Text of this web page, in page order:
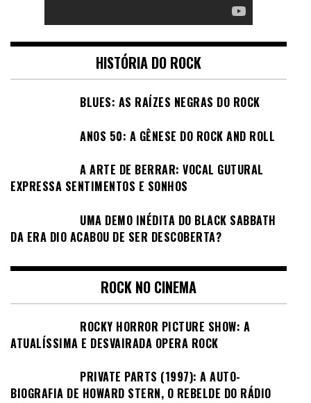
HISTÓRIA DO ROCK
BLUES: AS RAÍZES NEGRAS DO ROCK
ANOS 50: A GÊNESE DO ROCK AND ROLL
A ARTE DE BERRAR: VOCAL GUTURAL
EXPRESSA SENTIMENTOS E SONHOS
UMA DEMO INÉDITA DO BLACK SABBATH
DA ERA DIO ACABOU DE SER DESCOBERTA?
ROCK NO CINEMA
ROCKY HORROR PICTURE SHOW: A
ATUALÍSSIMA E DESVAIRADA OPERA ROCK
PRIVATE PARTS (1997): A AUTO-
BIOGRAFIA DE HOWARD STERN, O REBELDE DO RÁDIO